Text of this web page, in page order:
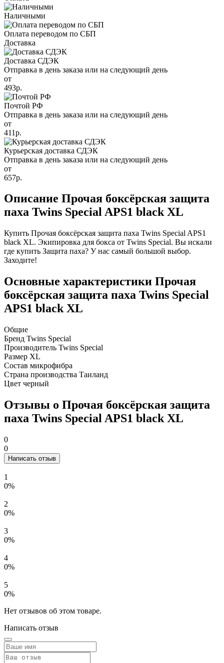
Наличными
Оплата переводом по СБП
Доставка
Доставка СДЭК
Отправка в день заказа или на следующий день
от
493р.
Почтой РФ
Отправка в день заказа или на следующий день
от
411р.
Курьерская доставка СДЭК
Отправка в день заказа или на следующий день
от
657р.
Описание Прочая боксёрская защита
паха Twins Special APS1 black XL
Купить Прочая боксёрская защита паха Twins Special APS1
black XL. Экипировка для бокса от Twins Special. Вы искали
где купить Защита паха? У нас самый большой выбор.
Заходите!
Основные характеристики Прочая
боксёрская защита паха Twins Special
APS1 black XL
Общие
Бренд Twins Special
Производитель Twins Special
Размер XL
Состав микрофибра
Страна производства Таиланд
Цвет черный
Отзывы о Прочая боксёрская защита
паха Twins Special APS1 black XL
0
0
Написать отзыв
1
0%
2
0%
3
0%
4
0%
5
0%
Нет отзывов об этом товаре.
Написать отзыв